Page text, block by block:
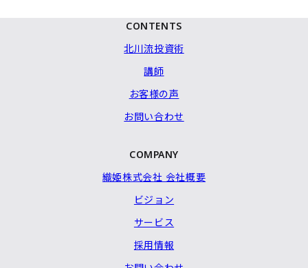
CONTENTS
北川流投資術
講師
お客様の声
お問い合わせ
COMPANY
織姫株式会社 会社概要
ビジョン
サービス
採用情報